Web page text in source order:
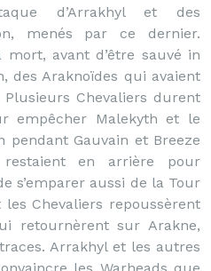
d’Arrakhyl et des
menés par ce dernier.
avant d’être sauvé in
des Araknoïdes qui avaient
Chevaliers durent
empêcher Malekyth et le
pendant Gauvain et Breeze
restaient en arrière pour
s’emparer aussi de la Tour
Chevaliers repoussèrent
retournèrent sur Arakne,
Arrakhyl et les autres